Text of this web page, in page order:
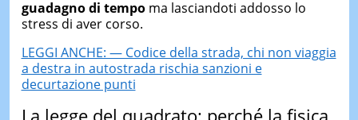
guadagno di tempoma lasciandoti addosso lo
stress di aver corso.
LEGGI ANCHE: — Codice della strada, chi non viaggia
a destra in autostrada rischia sanzioni e
decurtazione punti
La legge del quadrato: perché la fisica